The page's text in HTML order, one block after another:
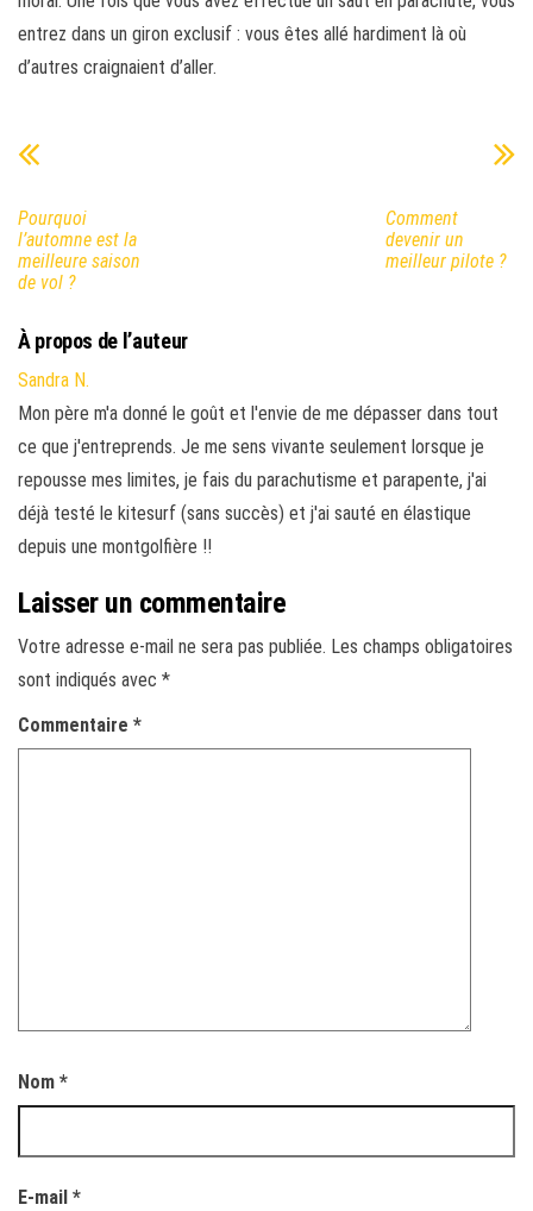
entrez dans un giron exclusif : vous êtes allé hardiment là où
d’autres craignaient d’aller.
Pourquoi
l’automne est la
meilleure saison
de vol ?
Comment
devenir un
meilleur pilote ?
À propos de l’auteur
Sandra N.
Mon père m'a donné le goût et l'envie de me dépasser dans tout
ce que j'entreprends. Je me sens vivante seulement lorsque je
repousse mes limites, je fais du parachutisme et parapente, j'ai
déjà testé le kitesurf (sans succès) et j'ai sauté en élastique
depuis une montgolfière !!
Laisser un commentaire
Votre adresse e-mail ne sera pas publiée. Les champs obligatoires
sont indiqués avec *
Commentaire *
Nom *
E-mail *